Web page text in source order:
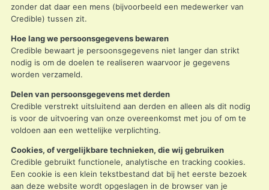
zonder dat daar een mens (bijvoorbeeld een medewerker van
Credible) tussen zit.
Hoe lang we persoonsgegevens bewaren
Credible bewaart je persoonsgegevens niet langer dan strikt
nodig is om de doelen te realiseren waarvoor je gegevens
worden verzameld.
Delen van persoonsgegevens met derden
Credible verstrekt uitsluitend aan derden en alleen als dit nodig
is voor de uitvoering van onze overeenkomst met jou of om te
voldoen aan een wettelijke verplichting.
Cookies, of vergelijkbare technieken, die wij gebruiken
Credible gebruikt functionele, analytische en tracking cookies.
Een cookie is een klein tekstbestand dat bij het eerste bezoek
aan deze website wordt opgeslagen in de browser van je